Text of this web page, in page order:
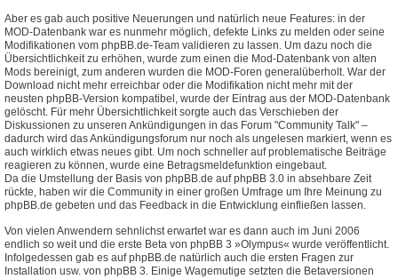
Aber es gab auch positive Neuerungen und natürlich neue Features: in der
MOD-Datenbank war es nunmehr möglich, defekte Links zu melden oder seine
Modifikationen vom phpBB.de-Team validieren zu lassen. Um dazu noch die
Übersichtlichkeit zu erhöhen, wurde zum einen die Mod-Datenbank von alten
Mods bereinigt, zum anderen wurden die MOD-Foren generalüberholt. War der
Download nicht mehr erreichbar oder die Modifikation nicht mehr mit der
neusten phpBB-Version kompatibel, wurde der Eintrag aus der MOD-Datenbank
gelöscht. Für mehr Übersichtlichkeit sorgte auch das Verschieben der
Diskussionen zu unseren Ankündigungen in das Forum "Community Talk" –
dadurch wird das Ankündigungsforum nur noch als ungelesen markiert, wenn es
auch wirklich etwas neues gibt. Um noch schneller auf problematische Beiträge
reagieren zu können, wurde eine Betragsmeldefunktion eingebaut.
Da die Umstellung der Basis von phpBB.de auf phpBB 3.0 in absehbare Zeit
rückte, haben wir die Community in einer großen Umfrage um Ihre Meinung zu
phpBB.de gebeten und das Feedback in die Entwicklung einfließen lassen.
Von vielen Anwendern sehnlichst erwartet war es dann auch im Juni 2006
endlich so weit und die erste Beta von phpBB 3 »Olympus« wurde veröffentlicht.
Infolgedessen gab es auf phpBB.de natürlich auch die ersten Fragen zur
Installation usw. von phpBB 3. Einige Wagemutige setzten die Betaversionen